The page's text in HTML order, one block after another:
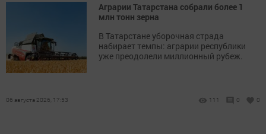
Аграрии Татарстана собрали более 1
млн тонн зерна
В Татарстане уборочная страда
набирает темпы: аграрии республики
уже преодолели миллионный рубеж.
06 августа 2026, 17:53 111 0 0